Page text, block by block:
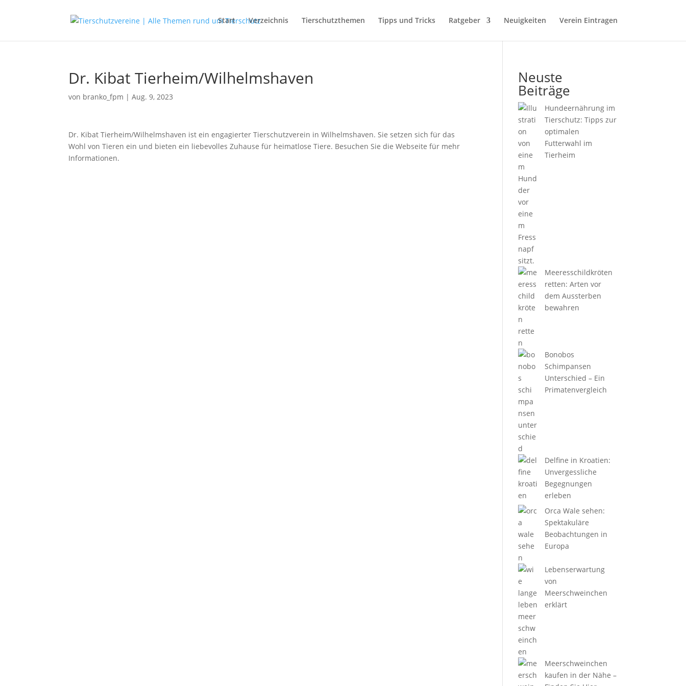
Start Verzeichnis Tierschutzthemen Tipps und Tricks Ratgeber Neuigkeiten Verein Eintragen
Dr. Kibat Tierheim/Wilhelmshaven
von branko_fpm |Aug. 9, 2023
Dr. Kibat Tierheim/Wilhelmshaven ist ein engagierter Tierschutzverein in Wilhelmshaven. Sie setzen sich für das
Wohl von Tieren ein und bieten ein liebevolles Zuhause für heimatlose Tiere. Besuchen Sie die Webseite für mehr
Informationen.
Neuste
Beiträge
Hundeernährung im
Tierschutz: Tipps zur
optimalen
Futterwahl im
Tierheim
Meeresschildkröten
retten: Arten vor
dem Aussterben
bewahren
Bonobos
Schimpansen
Unterschied – Ein
Primatenvergleich
Delfine in Kroatien:
Unvergessliche
Begegnungen
erleben
Orca Wale sehen:
Spektakuläre
Beobachtungen in
Europa
Lebenserwartung
von
Meerschweinchen
erklärt
Meerschweinchen
kaufen in der Nähe –